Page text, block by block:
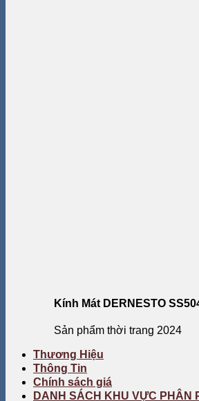
Kính Mát DERNESTO
Sản phẩm thời trang 2024
Thương Hiệu
Thông Tin
Chính sách giá
DANH SÁCH KHU VỰC PHÂN